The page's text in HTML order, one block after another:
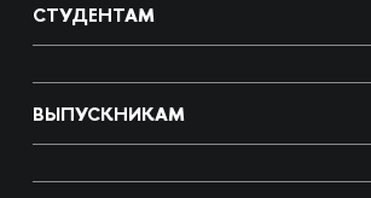
СТУДЕНТАМ
ВЫПУСКНИКАМ